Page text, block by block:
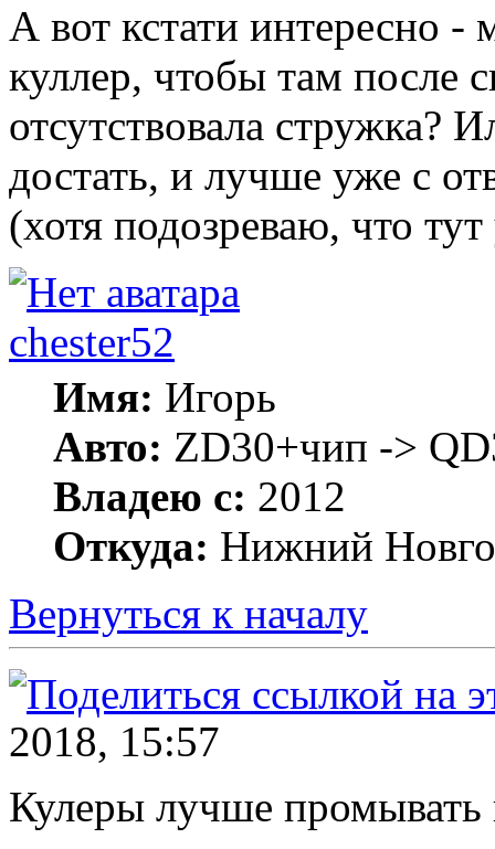
А вот кстати интересно -
куллер, чтобы там после
отсутствовала стружка?
достать, и лучше уже с
(хотя подозреваю, что
chester52
Имя: Игорь
Авто: ZD30+чип ->
Владею с: 2012
Откуда: Нижний
Вернуться к началу
2018, 15:57
Кулеры лучше промывать